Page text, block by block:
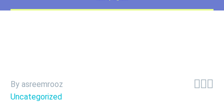

By asreemrooz
Uncategorized